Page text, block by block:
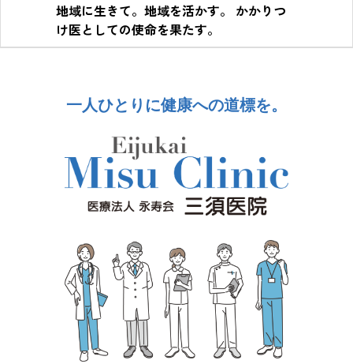
地域に生きて。地域を活かす。 かかりつ
け医としての使命を果たす。
一人ひとりに健康への道標を。